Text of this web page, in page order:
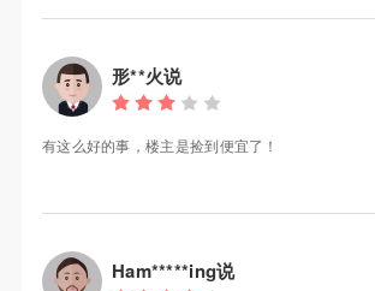
形**火说
有这么好的事，楼主是捡到便宜了！
Ham*****ing说